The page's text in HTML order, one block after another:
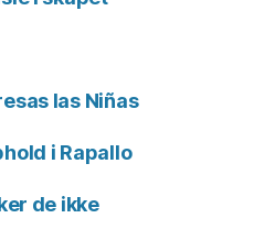
las Niñas
i Rapallo
de ikke